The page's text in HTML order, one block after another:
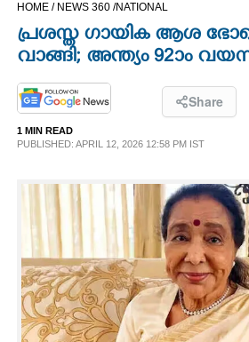
CINEMA
OPINION
PHOTOS
SPIRITUAL
INFO+
ART
HOME / NEWS 360 /NATIONAL
പ്രശസ്ത ഗായിക ആശ
വാങ്ങി; അന്ത്യം 92ാം
Share
1 MIN READ
PUBLISHED: APRIL 12, 2026 12:58 PM IST